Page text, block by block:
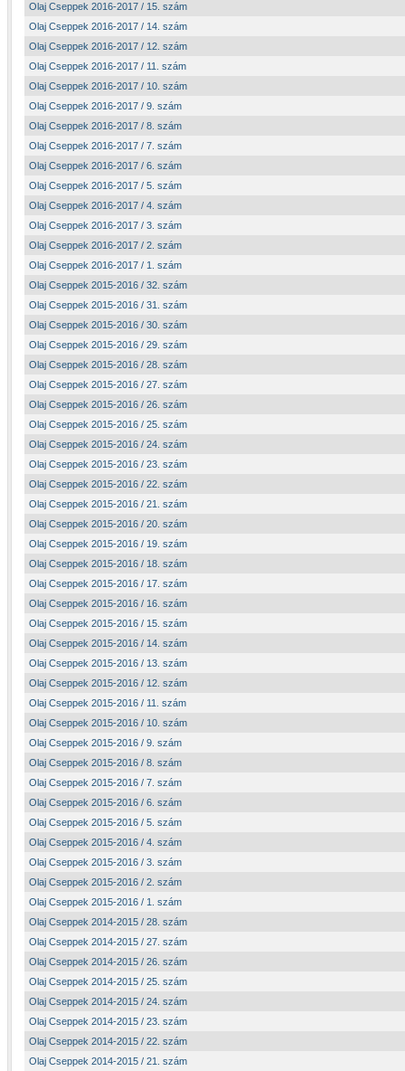
Olaj Cseppek 2016-2017 / 15. szám
Olaj Cseppek 2016-2017 / 14. szám
Olaj Cseppek 2016-2017 / 12. szám
Olaj Cseppek 2016-2017 / 11. szám
Olaj Cseppek 2016-2017 / 10. szám
Olaj Cseppek 2016-2017 / 9. szám
Olaj Cseppek 2016-2017 / 8. szám
Olaj Cseppek 2016-2017 / 7. szám
Olaj Cseppek 2016-2017 / 6. szám
Olaj Cseppek 2016-2017 / 5. szám
Olaj Cseppek 2016-2017 / 4. szám
Olaj Cseppek 2016-2017 / 3. szám
Olaj Cseppek 2016-2017 / 2. szám
Olaj Cseppek 2016-2017 / 1. szám
Olaj Cseppek 2015-2016 / 32. szám
Olaj Cseppek 2015-2016 / 31. szám
Olaj Cseppek 2015-2016 / 30. szám
Olaj Cseppek 2015-2016 / 29. szám
Olaj Cseppek 2015-2016 / 28. szám
Olaj Cseppek 2015-2016 / 27. szám
Olaj Cseppek 2015-2016 / 26. szám
Olaj Cseppek 2015-2016 / 25. szám
Olaj Cseppek 2015-2016 / 24. szám
Olaj Cseppek 2015-2016 / 23. szám
Olaj Cseppek 2015-2016 / 22. szám
Olaj Cseppek 2015-2016 / 21. szám
Olaj Cseppek 2015-2016 / 20. szám
Olaj Cseppek 2015-2016 / 19. szám
Olaj Cseppek 2015-2016 / 18. szám
Olaj Cseppek 2015-2016 / 17. szám
Olaj Cseppek 2015-2016 / 16. szám
Olaj Cseppek 2015-2016 / 15. szám
Olaj Cseppek 2015-2016 / 14. szám
Olaj Cseppek 2015-2016 / 13. szám
Olaj Cseppek 2015-2016 / 12. szám
Olaj Cseppek 2015-2016 / 11. szám
Olaj Cseppek 2015-2016 / 10. szám
Olaj Cseppek 2015-2016 / 9. szám
Olaj Cseppek 2015-2016 / 8. szám
Olaj Cseppek 2015-2016 / 7. szám
Olaj Cseppek 2015-2016 / 6. szám
Olaj Cseppek 2015-2016 / 5. szám
Olaj Cseppek 2015-2016 / 4. szám
Olaj Cseppek 2015-2016 / 3. szám
Olaj Cseppek 2015-2016 / 2. szám
Olaj Cseppek 2015-2016 / 1. szám
Olaj Cseppek 2014-2015 / 28. szám
Olaj Cseppek 2014-2015 / 27. szám
Olaj Cseppek 2014-2015 / 26. szám
Olaj Cseppek 2014-2015 / 25. szám
Olaj Cseppek 2014-2015 / 24. szám
Olaj Cseppek 2014-2015 / 23. szám
Olaj Cseppek 2014-2015 / 22. szám
Olaj Cseppek 2014-2015 / 21. szám